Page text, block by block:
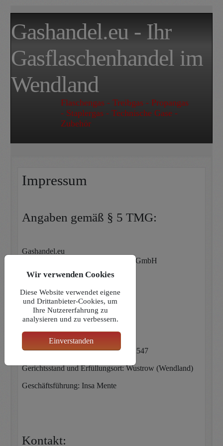
Gashandel.eu - Ihr
Gasflaschenhandel im
Wendland
Flaschengas - Treibgas - Propangas
- Staplergas - Technische Gase -
Zubehör
Wir verwenden Cookies
Diese Website verwendet eigene
und Drittanbieter-Cookies, um
Ihre Nutzererfahrung zu
analysieren und zu verbessern.
Einverstanden
Impressum
Angaben gemäß § 5 TMG:
Gashandel.eu
NG Servicebetriebe & Verwaltungs GmbH
Lange Str. 34
29462 Wustrow
Tel.: 05862-5859900
Termine immer vorab vereinbaren!
UST-ID: DE451413100
Handelsregister: Lüneburg HRB212547
Gerichtsstand und Erfüllungsort: Wustrow (Wendland)
Geschäftsführung: Insa Mente
Kontakt: